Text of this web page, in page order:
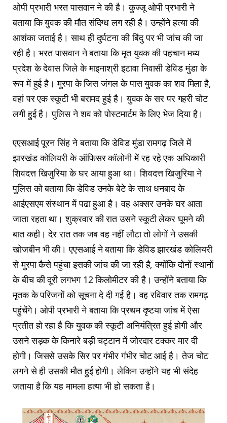
ओपी प्रभारी भरत पासवान ने की है। कुज्जू ओपी प्रभारी ने
बताया कि युवक की मौत संदिग्ध लग रही है। उन्होंने हत्या की
आशंका जताई है। साथ ही दुर्घटना की बिंदु पर भी जांच की जा
रही है। भरत पासवान ने बताया कि मृत युवक की पहचान मध्य
प्रदेश के देवास जिले के माइनाश्री इटावा निवासी डेविड मुंडा के
रूप में हुई है। मुरपा के जिस जंगल के पास युवक का शव मिला है,
वहां पर एक स्कूटी भी बरामद हुई है। युवक के सर पर गहरी चोट
लगी हुई है। पुलिस ने शव को पोस्टमार्टम के लिए भेज दिया है।
एएसआई पूरन सिंह ने बताया कि डेविड मुंडा रामगढ़ जिले में
झारखंड कोलियरी के ऑफिसर कॉलोनी में रह रहे एक अधिकारी
शिवदत्त खिजुरिया के घर आया हुआ था। शिवदत्त खिजुरिया ने
पुलिस को बताया कि डेविड उनके बेटे के साथ धनबाद के
आईएसएम संस्थान में पढा हुआ है। वह अक्सर उनके घर आता
जाता रहता था। शुक्रवार की रात उसने स्कूटी लेकर घूमने की
बात कही। देर रात तक जब वह नहीं लौटा तो लोगों ने उसकी
खोजबीन भी की। एएसआई ने बताया कि डेविड झारखंड कोलियरी
से मुरपा कैसे पहुंचा इसकी जांच की जा रही है, क्योंकि दोनों स्थानों
के बीच की दूरी लगभग 12 किलोमीटर की है। उन्होंने बताया कि
मृतक के परिजनों को सूचना दे दी गई है। वह रविवार तक रामगढ़
पहुंचेंगे। ओपी प्रभारी ने बताया कि प्रथम दृष्टया जांच में ऐसा
प्रतीत हो रहा है कि युवक की स्कूटी अनियंत्रित हुई होगी और
उसने सड़क के किनारे बड़ी चट्टान में जोरदार टक्कर मार दी
होगी। जिससे उसके सिर पर गंभीर गंभीर चोट आई है। तेज चोट
लगने से ही उसकी मौत हुई होगी। लेकिन उन्होंने यह भी संदेह
जताया है कि यह मामला हत्या भी हो सकता है।